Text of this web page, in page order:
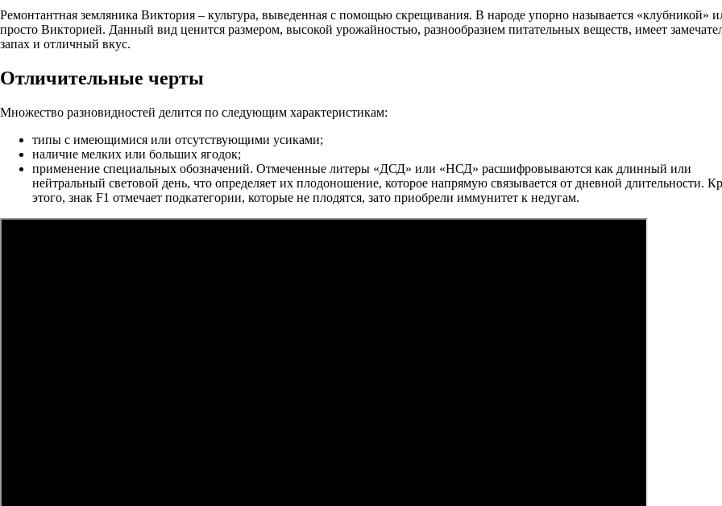
Ремонтантная земляника Виктория – культура, выведенная с помощью скрещивания. В народе упорно называется «клубникой»
просто Викторией. Данный вид ценится размером, высокой урожайностью, разнообразием питательных веществ, имеет
запах и отличный вкус.
Отличительные черты
Множество разновидностей делится по следующим характеристикам:
типы с имеющимися или отсутствующими усиками;
наличие мелких или больших ягодок;
применение специальных обозначений. Отмеченные литеры «ДСД» или «НСД» расшифровываются как длинный или
нейтральный световой день, что определяет их плодоношение, которое напрямую связывается от дневной длительности.
этого, знак F1 отмечает подкатегории, которые не плодятся, зато приобрели иммунитет к недугам.